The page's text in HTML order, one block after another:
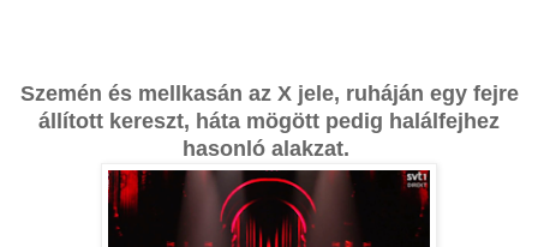
Szemén és mellkasán az X jele, ruháján egy fejre
állított kereszt, háta mögött pedig halálfejhez
hasonló alakzat.